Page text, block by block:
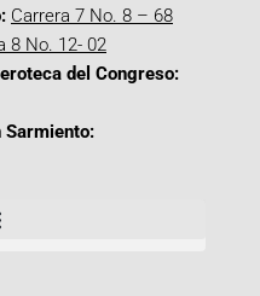
Carrera 7 No. 8 – 68
8 No. 12- 02
del Congreso:
Sarmiento: